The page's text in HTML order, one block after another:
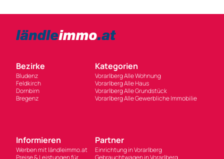
Bezirke
Bludenz
Feldkirch
Dornbirn
Bregenz
Kategorien
Vorarlberg Alle Wohnung
Vorarlberg Alle Haus
Vorarlberg Alle Grundstück
Vorarlberg Alle Gewerbliche Immobilie
Informieren
Werben mit ländleimmo.at
Preise & Leistungen für
Partner
Einrichtung in Vorarlberg
Gebrauchtwagen in Vorarlberg